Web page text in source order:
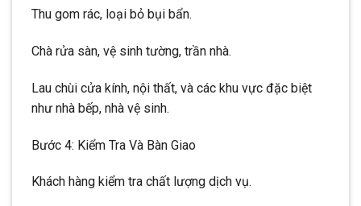
Thu gom rác, loại bỏ bụi bẩn.
Chà rửa sàn, vệ sinh tường, trần nhà.
Lau chùi cửa kính, nội thất, và các khu vực đặc biệt
như nhà bếp, nhà vệ sinh.
Bước 4: Kiểm Tra Và Bàn Giao
Khách hàng kiểm tra chất lượng dịch vụ.